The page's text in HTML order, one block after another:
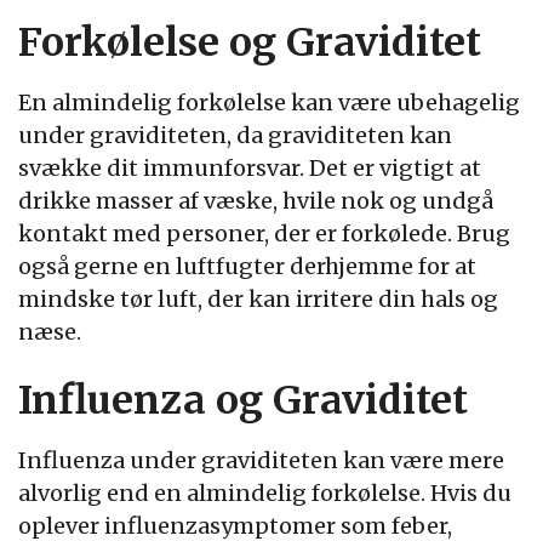
Forkølelse og Graviditet
En almindelig forkølelse kan være ubehagelig
under graviditeten, da graviditeten kan
svække dit immunforsvar. Det er vigtigt at
drikke masser af væske, hvile nok og undgå
kontakt med personer, der er forkølede. Brug
også gerne en luftfugter derhjemme for at
mindske tør luft, der kan irritere din hals og
næse.
Influenza og Graviditet
Influenza under graviditeten kan være mere
alvorlig end en almindelig forkølelse. Hvis du
oplever influenzasymptomer som feber,